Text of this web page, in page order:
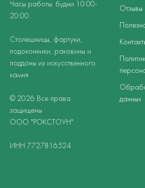
Часы работы: будни 10:00-
20:00
Столешницы, фартуки,
подоконники, раковины и
поддоны из искусственного
камня
© 2026 Все права
защищены
ООО "РОКСТОУН"
ИНН 7727816524
Отзывы
данных